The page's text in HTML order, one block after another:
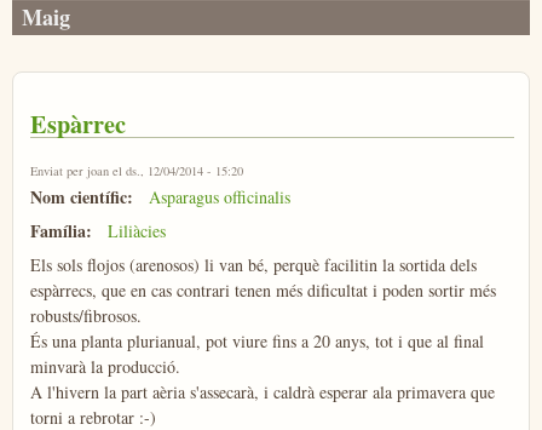
Maig
Espàrrec
Enviat per joan el ds., 12/04/2014 - 15:20
Nom científic: Asparagus officinalis
Família:
Liliàcies
Els sols flojos (arenosos) li van bé, perquè facilitin la sortida dels
espàrrecs, que en cas contrari tenen més dificultat i poden sortir més
robusts/fibrosos.
És una planta plurianual, pot viure fins a 20 anys, tot i que al final
minvarà la producció.
A l'hivern la part aèria s'assecarà, i caldrà esperar ala primavera que
torni a rebrotar :-)